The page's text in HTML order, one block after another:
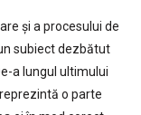
și a procesului de
subiect dezbătut
a lungul ultimului
o parte